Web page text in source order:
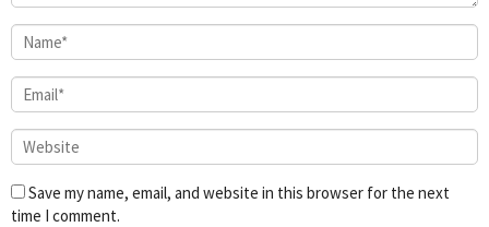
Save my name, email, and website in this browser for the next
time I comment.